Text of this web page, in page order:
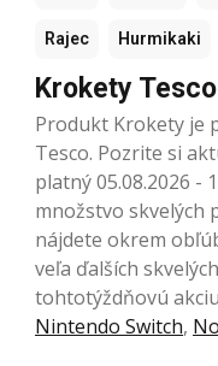
Rajec Hurmikaki
Krokety
Produkt Krokety je
Tesco. Pozrite si
platný 05.08.2026 -
množstvo skvelých
nájdete okrem
veľa ďalších
tohtotýždňovú
Nintendo Switch,